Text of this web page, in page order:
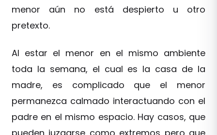
menor aún no está despierto u otro
pretexto.
Al estar el menor en el mismo ambiente
toda la semana, el cual es la casa de la
madre, es complicado que el menor
permanezca calmado interactuando con el
padre en el mismo espacio. Hay casos, que